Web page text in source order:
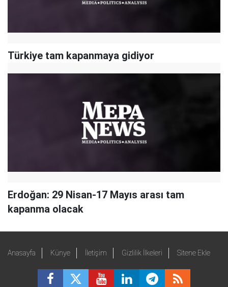
Türkiye tam kapanmaya gidiyor
Erdoğan: 29 Nisan-17 Mayıs arası tam
kapanma olacak
Anasayfa Künye İletişim Gizlilik İlkeleri Sitene Ekle